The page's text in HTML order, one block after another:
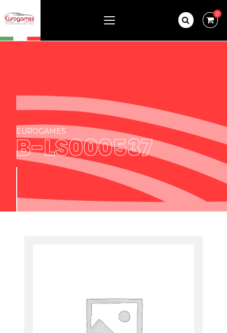
0
EUROGAMES
B-LS000537